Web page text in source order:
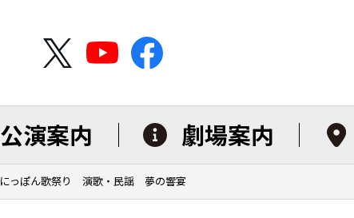
公演案内 劇場案内
にっぽん歌祭り 演歌・民謡 夢の響宴